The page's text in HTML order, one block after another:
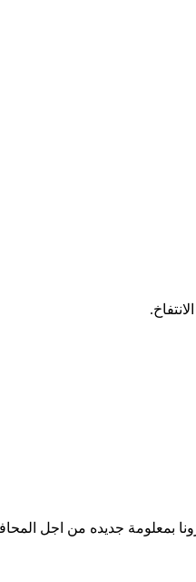
بمعلومة جديده من اجل